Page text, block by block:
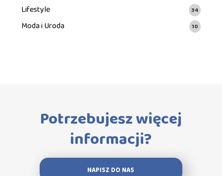
Lifestyle 34
Moda i Uroda 10
Potrzebujesz więcej
informacji?
NAPISZ DO NAS